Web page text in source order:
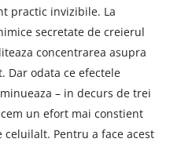
practic invizibile. La
secretate de creierul
concentrarea asupra
Dar odata ce efectele
– in decurs de trei
un efort mai constient
Pentru a face acest